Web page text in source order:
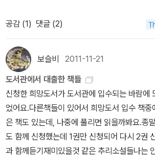
더욱 더 그렇다. 안타깝지는 이 세상엔 후자의
그래서 지켜보기 힘들 때가 많다. 뭐, 때론 내가
만 말이다. 하지만 세상엔 정말 절박한 생존을
며 살아가는 부류들도 존재한다. 그들 역시 마
아야 한다. 당연히 죗값도 치러야겠지. 하지만,
제 정신이 아닌 이 세상에서 그들을 바라보는
마음이. 어느 드라마에서 나온 대사가 떠오른
같은 범죄자는 아니”라는…. 아, 암튼 신나게
각을 복잡하게 만든 작품이다. 에이, 나라꼴이
대로 못해요!
하는 스릴러들과는 차이가 있으니까요. 다만
여주는 단단함을 고스란히 느낄 수 있으며 자칫
각이 듭니다. 미스터리와 스릴러가 적절히 혼
표지와 제목은 정말 대한민국 출판 마케팅의
된 아내와 딸의 환영에 괴로워하며 삶의 무게에
'찰리 파커' 시리즈의 첫 책입니다. 시종일관
묘사, 찰리 파커의 주변을 둘러싼 신비로운 분
자아냅니다. 이 작품에서 영매 등이 등장하긴
적인 소재를 다루지는 않고 있으며 시리즈의
게 쓰여 독자의 기분을 좋게합니다. 이 책 다음
을 둘둘 만 상태에서 조르주 심농의 책들을 탐
봐도 이 책들의 분위기는 겨울의 따뜻한 난로
내가 이걸 왜 이제까지 안 샀지? 샀는데 또 산
책장을 마구 뒤졌지만... 이번이 처음임을 확인
심있어하는 이 주제에 대해서 책을 끌어담고 있
이 어떤 논리에 의해서라기 보다는 그 속에 주
의 행동과 충동에 의해 결정된다는 이야기는
당히 마음에 새겨두어야 할 이야기인 것 같다.
이거 읽으러 여행이라도 가야 하나. 하나씩 읽
평등이 뭐에요, 먹는 건가요..뭐 그런 류의 이
사실 그 얘기부터가 공감이 되어 샀다는. 노란
공감 (1) 댓글 (2)
보슬비 2011-11-21
도서관에서 대출한 책들
신청한 희망도서가 도서관에 입수되는 바람에
었어요.다른책들이 있어서 희망도서 입수 책
은 책도 있는데, 나중에 풀리면 읽을까봐요.종
도 함께 신청했는데 1권만 신청되어 다시 2권
과 함께듣기재미있을것 같은 추리소설들나는